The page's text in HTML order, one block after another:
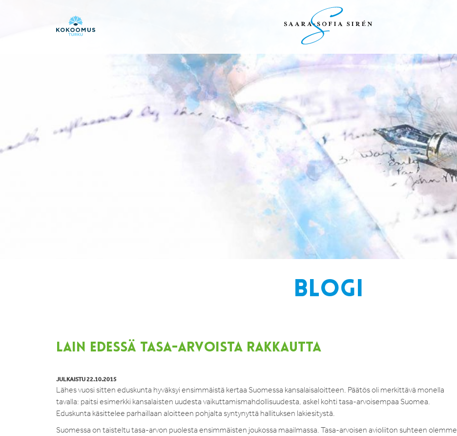
BLOGI
LAIN EDESSÄ TASA-ARVOISTA RAKKAUTTA
JULKAISTU 22.10.2015
Lähes vuosi sitten eduskunta hyväksyi ensimmäistä kertaa Suomessa kansalaisaloitteen. Päätös oli merkittävä monella
tavalla: paitsi esimerkki kansalaisten uudesta vaikuttamismahdollisuudesta, askel kohti tasa-arvoisempaa Suomea.
Eduskunta käsittelee parhaillaan aloitteen pohjalta syntynyttä hallituksen lakiesitystä.
Suomessa on taisteltu tasa-arvon puolesta ensimmäisten joukossa maailmassa. Tasa-arvoisen avioliiton suhteen olemme